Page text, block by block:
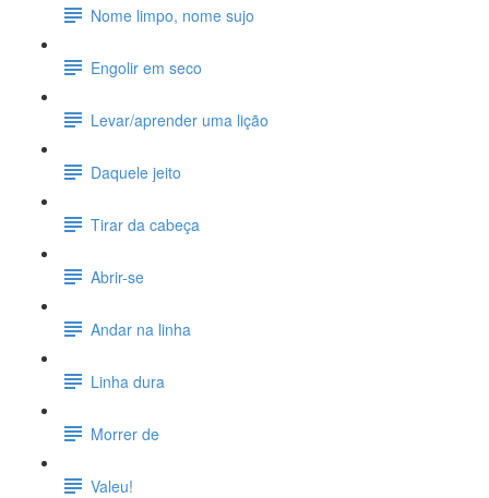
Nome limpo, nome sujo
Engolir em seco
Levar/aprender uma lição
Daquele jeito
Tirar da cabeça
Abrir-se
Andar na linha
Linha dura
Morrer de
Valeu!